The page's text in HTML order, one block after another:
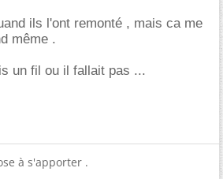
ils l'ont remonté , mais ca me
même .
un fil ou il fallait pas ...
à s'apporter .